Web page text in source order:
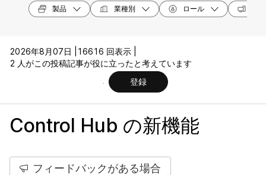
製品 業種別 ロール
2026年8月07日 |
16616 回表示 |
2 人がこの投稿記事が役に立ったと考えています
登録
Control Hub の新機能
フィードバックがある場合